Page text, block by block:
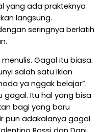
yang ada prakteknya
langsung.
seringnya berlatih
Gagal itu biasa.
salah satu iklan
ya nggak belajar”.
gagal. Itu hal yang bisa
bagi yang baru
pun adakalanya gagal